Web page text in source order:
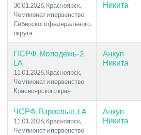
30.01.2026, Красноярск,
Чемпионат и первенство
Сибирского федерального
округа
Никита
ПСРФ. Молодежь-2,
LA
11.01.2026, Красноярск,
Чемпионат и первенство
Красноярского края
Анкуп
Никита
ЧСРФ. Взрослые, LA
11.01.2026, Красноярск,
Чемпионат и первенство
Анкуп
Никита